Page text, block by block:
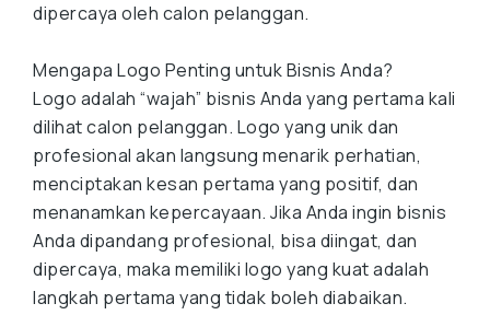
dipercaya oleh calon pelanggan.
Mengapa Logo Penting untuk Bisnis Anda?
Logo adalah “wajah” bisnis Anda yang pertama kali
dilihat calon pelanggan. Logo yang unik dan
profesional akan langsung menarik perhatian,
menciptakan kesan pertama yang positif, dan
menanamkan kepercayaan. Jika Anda ingin bisnis
Anda dipandang profesional, bisa diingat, dan
dipercaya, maka memiliki logo yang kuat adalah
langkah pertama yang tidak boleh diabaikan.